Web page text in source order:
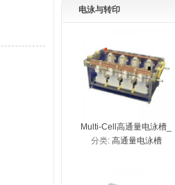
电泳与转印
Multi-Cell高通量电泳槽_
高通量垂直电泳槽_高通
分类: 高通量电泳槽